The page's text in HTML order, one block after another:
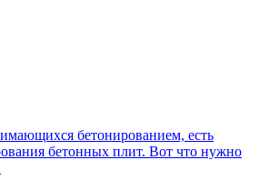
бетонированием, есть
бетонных плит. Вот что нужно